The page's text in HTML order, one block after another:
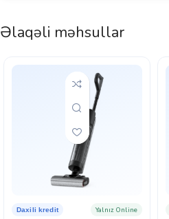
Əlaqəli məhsullar
Daxili kredit Yalnız Online